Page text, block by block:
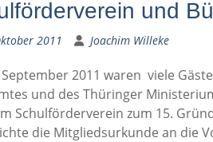
und
2011 Joachim Willeke
September 2011 waren viele
und des Thüringer
Schulförderverein zum 15.
die Mitgliedsurkunde an die